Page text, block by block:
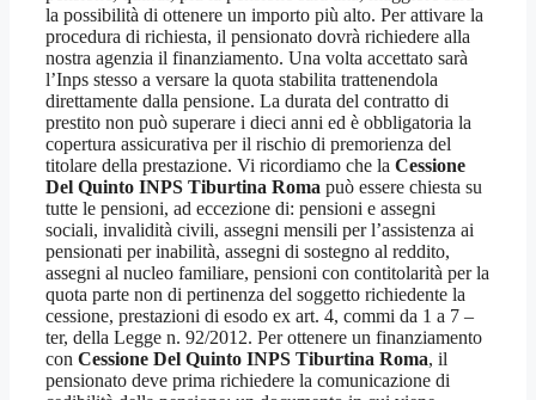
la possibilità di ottenere un importo più alto. Per attivare la
procedura di richiesta, il pensionato dovrà richiedere alla
nostra agenzia il finanziamento. Una volta accettato sarà
l’Inps stesso a versare la quota stabilita trattenendola
direttamente dalla pensione. La durata del contratto di
prestito non può superare i dieci anni ed è obbligatoria la
copertura assicurativa per il rischio di premorienza del
titolare della prestazione. Vi ricordiamo che la Cessione
Del Quinto INPS Tiburtina Roma può essere chiesta su
tutte le pensioni, ad eccezione di: pensioni e assegni
sociali, invalidità civili, assegni mensili per l’assistenza ai
pensionati per inabilità, assegni di sostegno al reddito,
assegni al nucleo familiare, pensioni con contitolarità per la
quota parte non di pertinenza del soggetto richiedente la
cessione, prestazioni di esodo ex art. 4, commi da 1 a 7 –
ter, della Legge n. 92/2012. Per ottenere un finanziamento
con Cessione Del Quinto INPS Tiburtina Roma, il
pensionato deve prima richiedere la comunicazione di